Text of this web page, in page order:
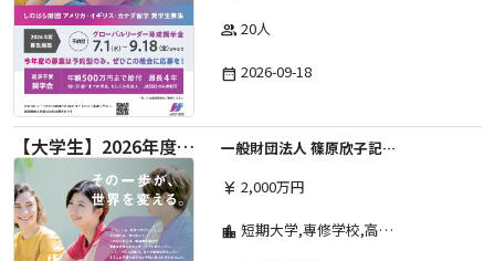
group 20人
date_range 2026-09-18
【大学生】2026年度 しのはら財団 アメリカ・イギリス・カナダ英語留学奨学金
一般財団法人 篠原欣子記念財団 (海外留学奨学金グループ)
currency_yen 2,000万円
location_city 短期大学,専修学校,高等専門学校,その他,高等学校,大学院,大学